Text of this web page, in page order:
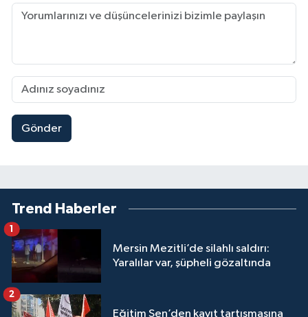
Gönder
Trend Haberler
Mersin Mezitli’de silahlı saldırı:
Yaralılar var, şüpheli gözaltında
1
Eğitim Sen’den kayıt tartışmasına
2